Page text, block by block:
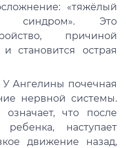
«тяжёлый
синдром». Это
причиной
становится острая
У Ангелины почечная
нервной системы.
что после
наступает
движение назад,